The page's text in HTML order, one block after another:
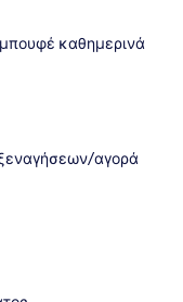
καθημερινά
αγορά